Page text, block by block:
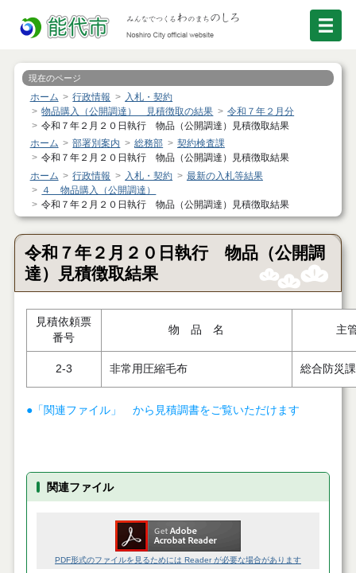
現在のページ
ホーム 行政情報
入札・契約
物品購入（公開調達） 見積徴取の結果
令和７年２月分
令和７年２月２０日執行 物品（公開調達）見積徴取結果
ホーム
部署別案内 総務部
契約検査課
令和７年２月２０日執行 物品（公開調達）見積徴取結果
ホーム
行政情報 入札・契約
最新の入札等結果
４ 物品購入（公開調達）
令和７年２月２０日執行 物品（公開調達）見積徴取結果
令和７年２月２０日執行 物品（公開調
達）見積徴取結果
見積依頼票
番号
物 品 名 主
2-3 非常用圧縮毛布 総合防災課
●「関連ファイル」 から見積調書をご覧いただけます
関連ファイル
PDF形式のファイルを見るためには Reader が必要な場合があります